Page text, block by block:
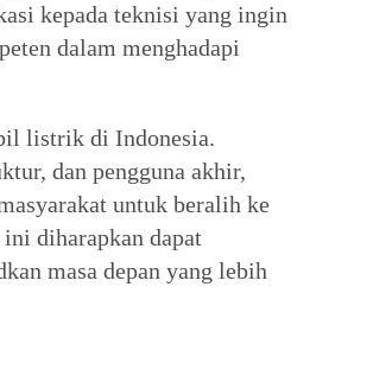
kepada teknisi yang ingin
dalam menghadapi
listrik di Indonesia.
dan pengguna akhir,
untuk beralih ke
diharapkan dapat
masa depan yang lebih